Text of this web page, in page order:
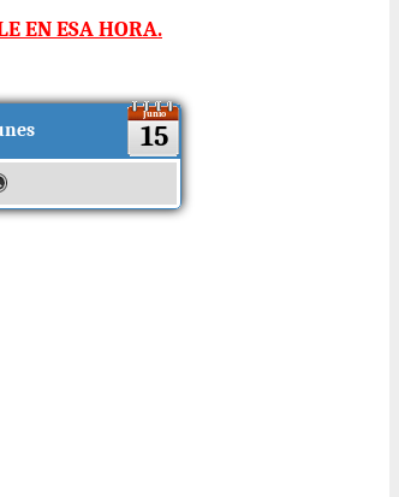
EN ESA HORA.
Junio
15